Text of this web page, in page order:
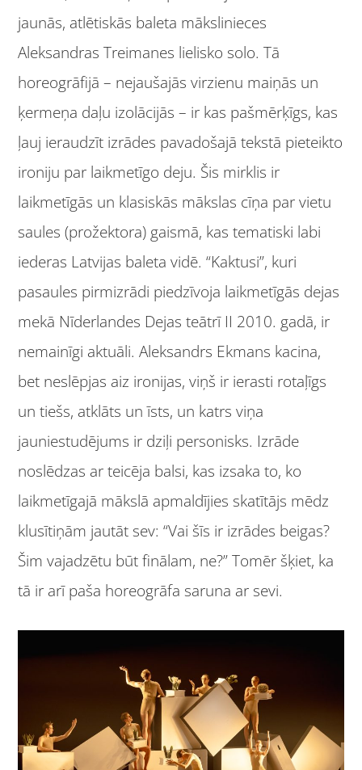
jaunās, atlētiskās baleta mākslinieces
Aleksandras Treimanes lielisko solo. Tā
horeogrāfijā – nejaušajās virzienu maiņās un
ķermeņa daļu izolācijās – ir kas pašmērķīgs, kas
ļauj ieraudzīt izrādes pavadošajā tekstā pieteikto
ironiju par laikmetīgo deju. Šis mirklis ir
laikmetīgās un klasiskās mākslas cīņa par vietu
saules (prožektora) gaismā, kas tematiski labi
iederas Latvijas baleta vidē. “Kaktusi”, kuri
pasaules pirmizrādi piedzīvoja laikmetīgās dejas
mekā Nīderlandes Dejas teātrī II 2010. gadā, ir
nemainīgi aktuāli. Aleksandrs Ekmans kacina,
bet neslēpjas aiz ironijas, viņš ir ierasti rotaļīgs
un tiešs, atklāts un īsts, un katrs viņa
jauniestudējums ir dziļi personisks. Izrāde
noslēdzas ar teicēja balsi, kas izsaka to, ko
laikmetīgajā mākslā apmaldījies skatītājs mēdz
klusītiņām jautāt sev: “Vai šīs ir izrādes beigas?
Šim vajadzētu būt finālam, ne?” Tomēr šķiet, ka
tā ir arī paša horeogrāfa saruna ar sevi.